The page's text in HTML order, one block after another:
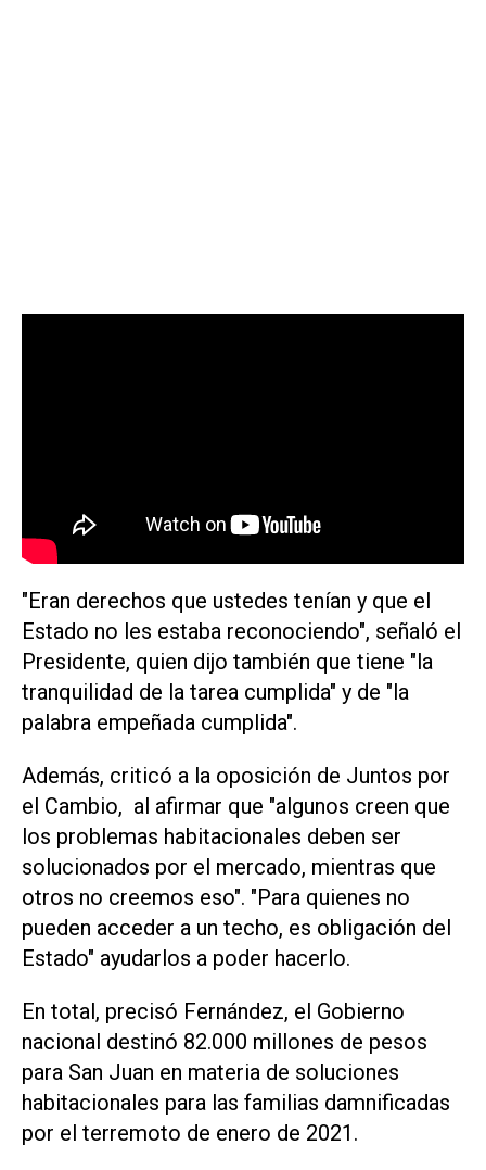
"Eran derechos que ustedes tenían y que el
Estado no les estaba reconociendo", señaló el
Presidente, quien dijo también que tiene "la
tranquilidad de la tarea cumplida" y de "la
palabra empeñada cumplida".
Además, criticó a la oposición de Juntos por
el Cambio, al afirmar que "algunos creen que
los problemas habitacionales deben ser
solucionados por el mercado, mientras que
otros no creemos eso". "Para quienes no
pueden acceder a un techo, es obligación del
Estado" ayudarlos a poder hacerlo.
En total, precisó Fernández, el Gobierno
nacional destinó 82.000 millones de pesos
para San Juan en materia de soluciones
habitacionales para las familias damnificadas
por el terremoto de enero de 2021.